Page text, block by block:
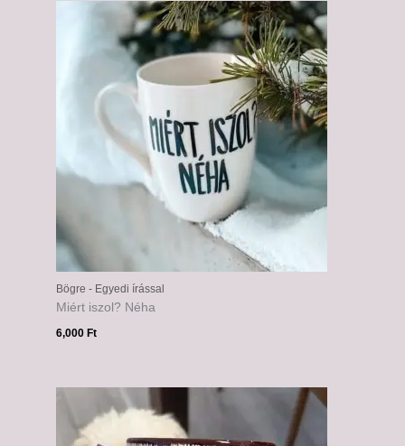
Bögre - Egyedi írással
Miért iszol? Néha
6,000 Ft